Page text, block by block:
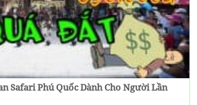
Safari Phú Quốc Dành Cho Người Lần